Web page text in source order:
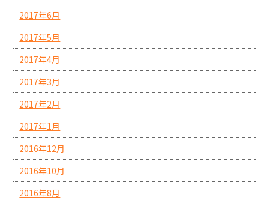
2017年6月
2017年5月
2017年4月
2017年3月
2017年2月
2017年1月
2016年12月
2016年10月
2016年8月